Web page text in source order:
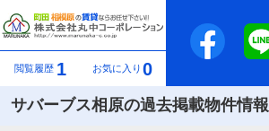
閲覧履歴 1 お気に入り 0
サバーブス相原の過去掲載物件情報